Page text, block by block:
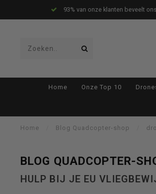
Drones
pijltjes
Home Onze Top 10
Home Blog Quadcopter-shop
BLOG QUADCOPTER-
HULP BIJ JE EU